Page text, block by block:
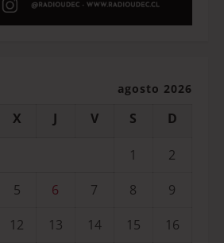
agosto 2026
X J V S D
1
2
5 6 7 8
9
12 13 14 15
16